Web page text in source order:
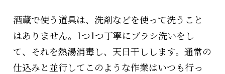
酒蔵で使う道具は、洗剤などを使って洗うこと
はありません。1つ1つ丁寧にブラシ洗いをし
て、それを熱湯消毒し、天日干しします。通常の
仕込みと並行してこのような作業はいつも行っ